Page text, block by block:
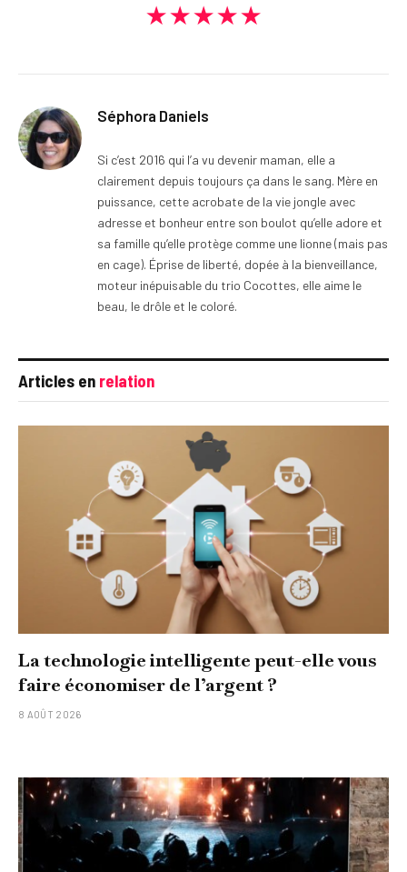
★★★★★
Séphora Daniels
Si c’est 2016 qui l’a vu devenir maman, elle a
clairement depuis toujours ça dans le sang. Mère en
puissance, cette acrobate de la vie jongle avec
adresse et bonheur entre son boulot qu’elle adore et
sa famille qu’elle protège comme une lionne (mais pas
en cage). Éprise de liberté, dopée à la bienveillance,
moteur inépuisable du trio Cocottes, elle aime le
beau, le drôle et le coloré.
Articles en relation
La technologie intelligente peut-elle vous
faire économiser de l’argent ?
8 AOÛT 2026